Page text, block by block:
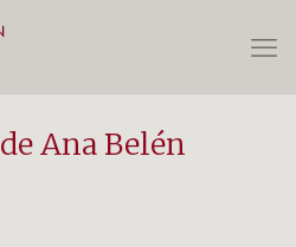
Ana Belén